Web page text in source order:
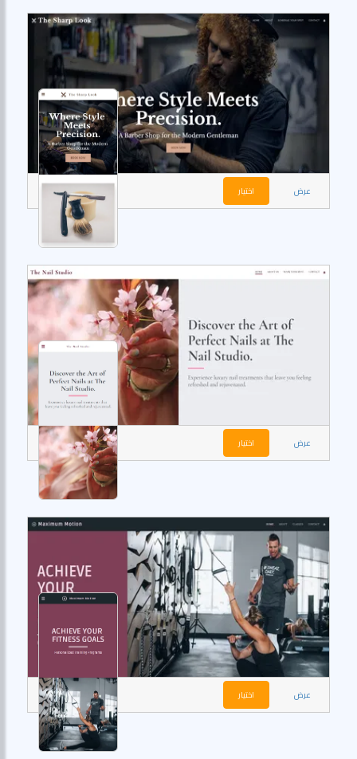
عرض اختيار
عرض اختيار
عرض اختيار